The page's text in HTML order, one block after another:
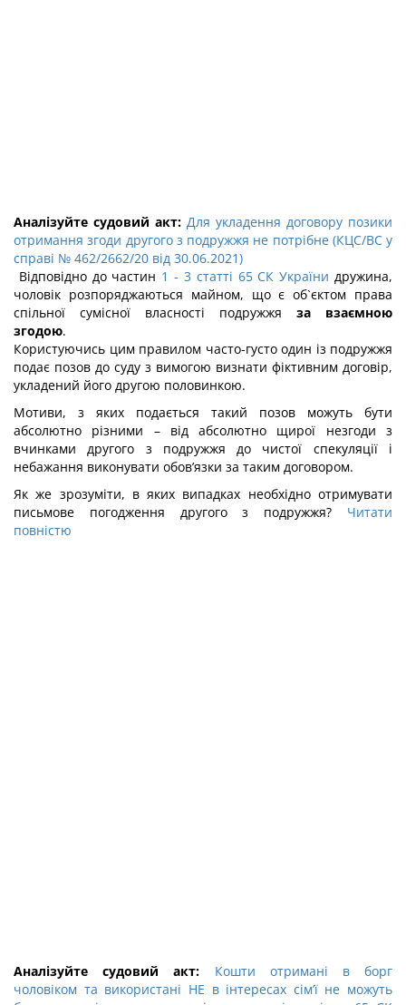
Аналізуйте судовий акт: Для укладення договору позики
отримання згоди другого з подружжя не потрібне (КЦС/ВС у
справі № 462/2662/20 від 30.06.2021)
Відповідно до частин 1 - 3 статті 65 СК Українидружина,
чоловік розпоряджаються майном, що є об`єктом права
спільної сумісної власності подружжя за взаємною
згодою.
Користуючись цим правилом часто-густо один із подружжя
подає позов до суду з вимогою визнати фіктивним договір,
укладений його другою половинкою.
Мотиви, з яких подається такий позов можуть бути
абсолютно різними – від абсолютно щирої незгоди з
вчинками другого з подружжя до чистої спекуляції і
небажання виконувати обов’язки за таким договором.
Як же зрозуміти, в яких випадках необхідно отримувати
письмове погодження другого з подружжя? Читати
повністю
Аналізуйте судовий акт:
Кошти отримані в борг
чоловіком та використані НЕ в інтересах сім’ї не можуть